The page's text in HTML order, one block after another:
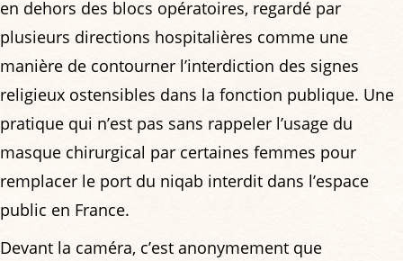
en dehors des blocs opératoires, regardé par
plusieurs directions hospitalières comme une
manière de contourner l’interdiction des signes
religieux ostensibles dans la fonction publique. Une
pratique qui n’est pas sans rappeler l’usage du
masque chirurgical par certaines femmes pour
remplacer le port du niqab interdit dans l’espace
public en France.
Devant la caméra, c’est anonymement que